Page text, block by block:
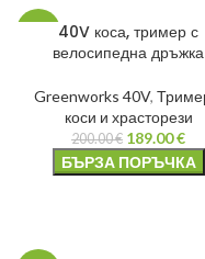
40V коса, тример с
велосипедна дръжка
Greenworks 40V,
коси и храсторези
200.00€ 189.00€
БЪРЗА ПОРЪЧКА